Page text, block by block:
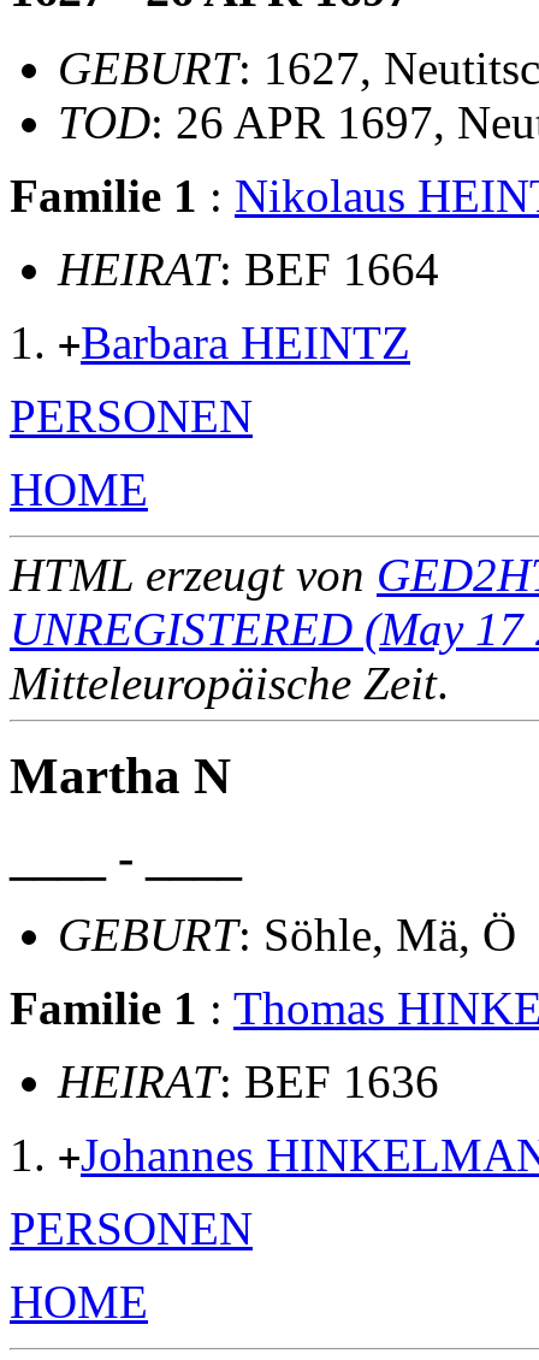
GEBURT: 1627,
TOD: 26 APR 1697,
Familie 1 : Nikolaus
HEIRAT: BEF 1664
+Barbara HEINTZ
PERSONEN
HOME
HTML erzeugt von
UNREGISTERED (May 17
Mitteleuropäische Zeit.
Martha N
____ - ____
GEBURT: Söhle, Mä, Ö
Familie 1 : Thomas
HEIRAT: BEF 1636
+Johannes
PERSONEN
HOME